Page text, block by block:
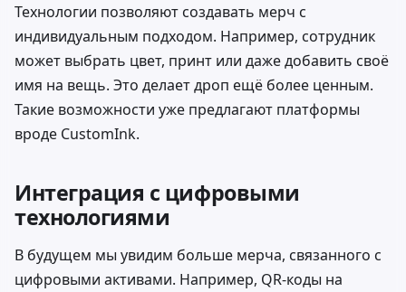
Технологии позволяют создавать мерч с
индивидуальным подходом. Например, сотрудник
может выбрать цвет, принт или даже добавить своё
имя на вещь. Это делает дроп ещё более ценным.
Такие возможности уже предлагают платформы
вроде CustomInk.
Интеграция с цифровыми
технологиями
В будущем мы увидим больше мерча, связанного с
цифровыми активами. Например, QR-коды на